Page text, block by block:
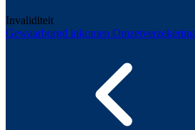
Invaliditeit
Gewaarborgd inkomen Omzetverzekering